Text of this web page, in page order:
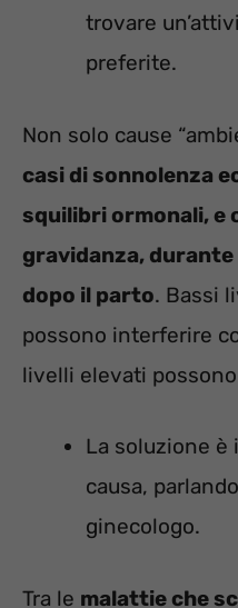
trovare
preferite.
Non solo cause
casi di sonnolenza
squilibri ormonali, e
gravidanza,
dopo il parto. Bassi
possono interferire
livelli elevati
La soluzione è
causa,
ginecologo.
Tra le malattie che